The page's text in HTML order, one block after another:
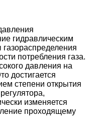
гидравлическим
потребления газа.
давления на
достигается
степени открытия
изменяется
проходящему